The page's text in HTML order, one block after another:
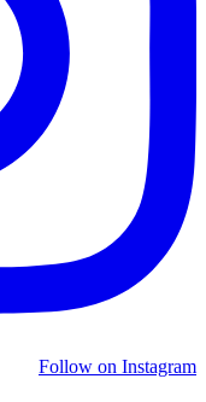
Follow on Instagram